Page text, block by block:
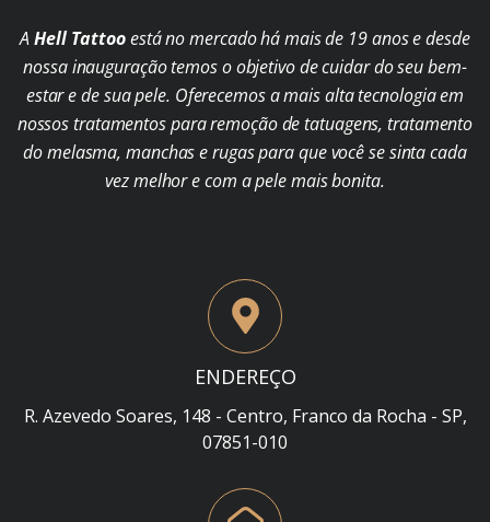
AHell Tattooestá no mercado há mais de 19 anos e desde
nossa inauguração temos o objetivo de cuidar do seu bem-
estar e de sua pele. Oferecemos a mais alta tecnologia em
nossos tratamentos para remoção de tatuagens, tratamento
do melasma, manchas e rugas para que você se sinta cada
vez melhor e com a pele mais bonita.
ENDEREÇO
R. Azevedo Soares, 148 - Centro, Franco da Rocha - SP,
07851-010